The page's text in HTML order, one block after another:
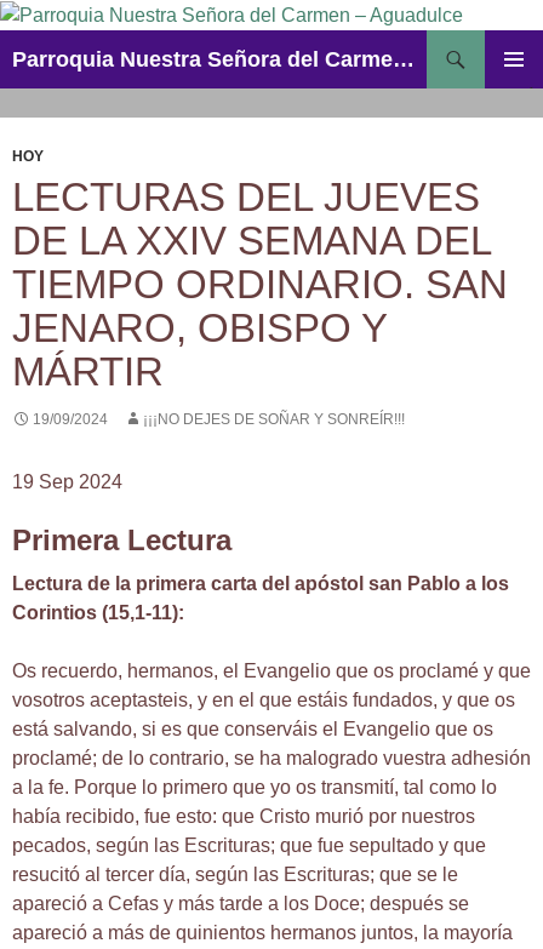
Saltar
contenido
Parroquia Nuestra Señora del Carmen – Aguadulce
HOY
LECTURAS DEL JUEVES
DE LA XXIV SEMANA DEL
TIEMPO ORDINARIO. SAN
JENARO, OBISPO Y
MÁRTIR
19/09/2024 ¡¡¡NO DEJES DE SOÑAR Y SONREÍR!!!
19 Sep 2024
Primera Lectura
Lectura de la primera carta del apóstol san Pablo a los
Corintios (15,1-11):
Os recuerdo, hermanos, el Evangelio que os proclamé y que
vosotros aceptasteis, y en el que estáis fundados, y que os
está salvando, si es que conserváis el Evangelio que os
proclamé; de lo contrario, se ha malogrado vuestra adhesión
a la fe. Porque lo primero que yo os transmití, tal como lo
había recibido, fue esto: que Cristo murió por nuestros
pecados, según las Escrituras; que fue sepultado y que
resucitó al tercer día, según las Escrituras; que se le
apareció a Cefas y más tarde a los Doce; después se
apareció a más de quinientos hermanos juntos, la mayoría